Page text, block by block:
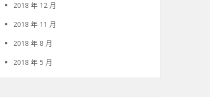
2018 年 12 月
2018 年 11 月
2018 年 8 月
2018 年 5 月